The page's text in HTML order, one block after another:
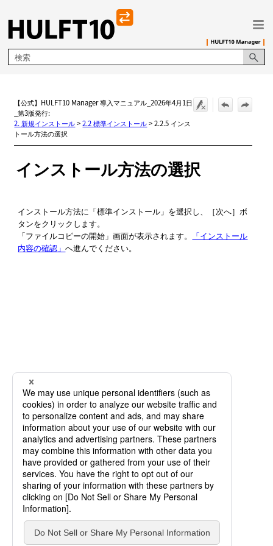
メイン コンテンツにスキップ
【公式】HULFT10 Manager 導入マニュアル_2026年4月1日
_第3版発行:
2. 新規インストール>2.2 標準インストール>2.2.5 インス
トール方法の選択
インストール方法の選択
インストール方法に 標準インストール を選択し、 次へ
ボ
タンをクリックします。
ファイルコピーの開始
画面が表示されます。
「インストール
内容の確認」へ進んでください。